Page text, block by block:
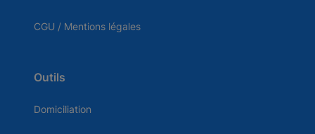
CGU / Mentions légales
Outils
Domiciliation